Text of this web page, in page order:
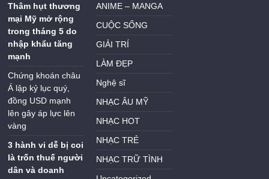
Thâm hụt thương
mại Mỹ mở rộng
trong tháng 5 do
nhập khẩu tăng
mạnh
Chứng khoán châu
Á lập kỷ lục quý,
đồng USD mạnh
lên gây áp lực lên
vàng
3 hành vi dễ bị coi
là trốn thuế người
dân và doanh
ANIME – MANGA
CUỘC SỐNG
GIẢI TRÍ
LÀM ĐẸP
Nghệ sĩ
NHẠC ÂU MỸ
NHẠC HOT
NHẠC TRẺ
NHẠC TRỮ TÌNH